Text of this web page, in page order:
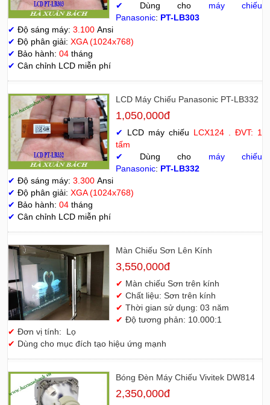
✔
Dùng cho máy chiếu
Panasonic: PT-LB303
✔ Độ sáng máy: 3.100 Ansi
✔ Độ phân giải: XGA (1024x768)
✔ Bảo hành: 04 tháng
✔ Cân chỉnh LCD miễn phí
LCD Máy Chiếu Panasonic PT-LB332
1,050,000đ
✔ LCD máy chiếu LCX124 . ĐVT: 1
tấm
✔
Dùng cho máy chiếu
Panasonic: PT-LB332
✔ Độ sáng máy: 3.300 Ansi
✔ Độ phân giải: XGA (1024x768)
✔ Bảo hành: 04 tháng
✔ Cân chỉnh LCD miễn phí
Màn Chiếu Sơn Lên Kính
3,550,000đ
✔ Màn chiếu Sơn trên kính
✔ Chất liệu: Sơn trên kính
✔ Thời gian sử dụng: 03 năm
✔ Độ tương phản: 10.000:1
✔ Đơn vị tính: Lọ
✔ Dùng cho mục đích tạo hiệu ứng mạnh
Bóng Đèn Máy Chiếu Vivitek DW814
2,350,000đ